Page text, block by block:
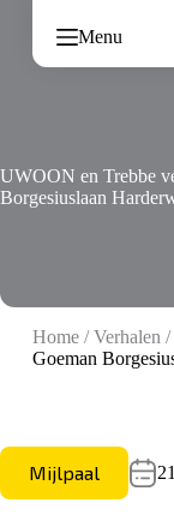
inhoud
Menu
UWOON en Trebbe
Borgesiuslaan
Home/Verhalen /
Goeman
Mijlpaal